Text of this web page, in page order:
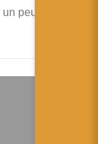
peu mieux la